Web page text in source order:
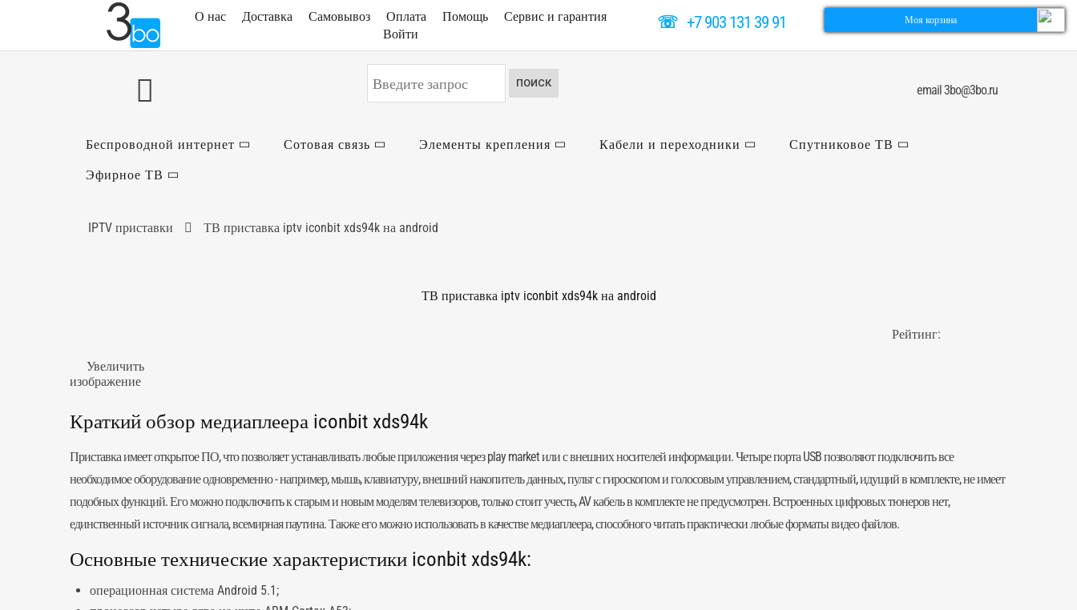
О нас Доставка Самовывоз Оплата Помощь
Сервис и гарантия
Войти
☏+7 903 131 39 91 Моя корзина
ПОИСК email 3bo@3bo.ru
Беспроводной интернет Сотовая связь Элементы крепления Кабели и переходники
Спутниковое ТВ
Эфирное ТВ
IPTV приставки ТВ приставка iptv iconbit xds94k на android
ТВ приставка iptv iconbit xds94k на android
Рейтинг:
Увеличить
изображение
Краткий обзор медиаплеера iconbit xds94k
Приставка имеет открытое ПО, что позволяет устанавливать любые приложения через play market или с внешних носителей информации. Четыре порта USB позволяют подключить все
необходимое оборудование одновременно - например, мышь, клавиатуру, внешний накопитель данных, пульт с гироскопом и голосовым управлением, стандартный, идущий в комплекте, не имеет
подобных функций. Его можно подключить к старым и новым моделям телевизоров, только стоит учесть, AV кабель в комплекте не предусмотрен. Встроенных цифровых тюнеров нет,
единственный источник сигнала, всемирная паутина. Также его можно использовать в качестве медиаплеера, способного читать практически любые форматы видео файлов.
Основные технические характеристики iconbit xds94k:
операционная система Android 5.1;